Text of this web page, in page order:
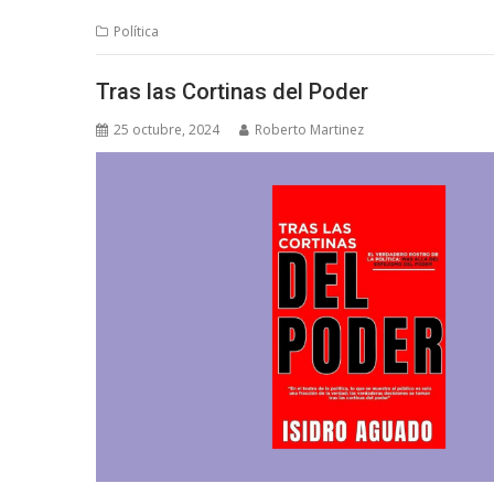
Política
Tras las Cortinas del Poder
25 octubre, 2024 Roberto Martinez